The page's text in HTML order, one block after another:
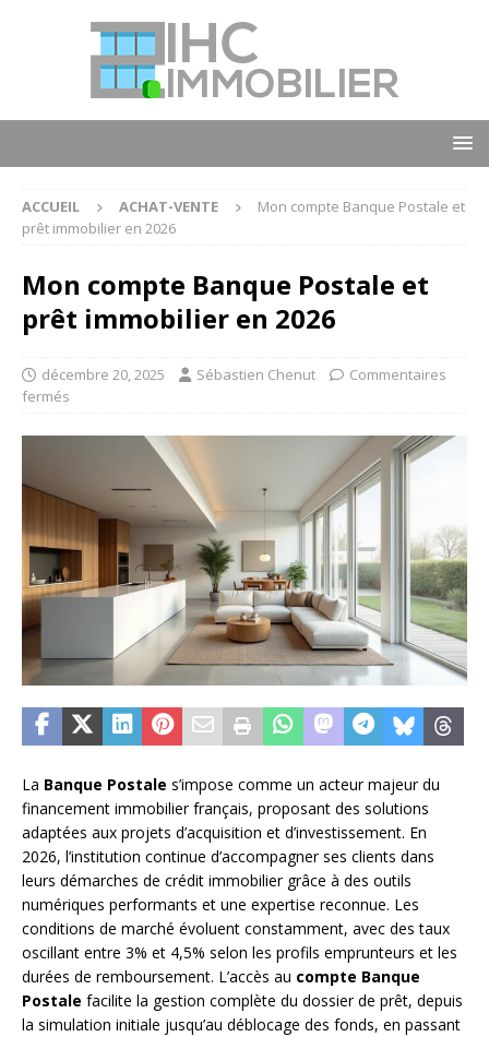
ACCUEIL ACHAT-VENTE
Mon compte Banque Postale et
prêt immobilier en 2026
Mon compte Banque Postale et
prêt immobilier en 2026
décembre 20, 2025 Sébastien Chenut
Commentaires
fermés
La Banque Postale s’impose comme un acteur majeur du
financement immobilier français, proposant des solutions
adaptées aux projets d’acquisition et d’investissement. En
2026, l’institution continue d’accompagner ses clients dans
leurs démarches de crédit immobilier grâce à des outils
numériques performants et une expertise reconnue. Les
conditions de marché évoluent constamment, avec des taux
oscillant entre 3% et 4,5% selon les profils emprunteurs et les
durées de remboursement. L’accès au compte Banque
Postale facilite la gestion complète du dossier de prêt, depuis
la simulation initiale jusqu’au déblocage des fonds, en passant